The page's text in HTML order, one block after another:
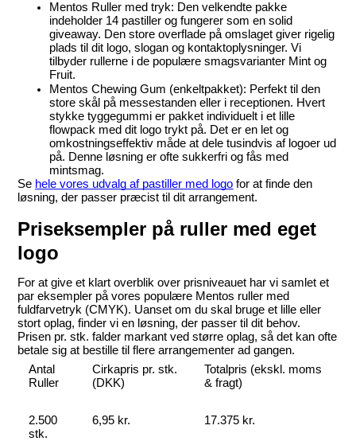
Mentos Ruller med tryk: Den velkendte pakke
indeholder 14 pastiller og fungerer som en solid
giveaway. Den store overflade på omslaget giver rigelig
plads til dit logo, slogan og kontaktoplysninger. Vi
tilbyder rullerne i de populære smagsvarianter Mint og
Fruit.
Mentos Chewing Gum (enkeltpakket): Perfekt til den
store skål på messestanden eller i receptionen. Hvert
stykke tyggegummi er pakket individuelt i et lille
flowpack med dit logo trykt på. Det er en let og
omkostningseffektiv måde at dele tusindvis af logoer ud
på. Denne løsning er ofte sukkerfri og fås med
mintsmag.
Se hele vores udvalg af pastiller med logo for at finde den
løsning, der passer præcist til dit arrangement.
Priseksempler på ruller med eget
logo
For at give et klart overblik over prisniveauet har vi samlet et
par eksempler på vores populære Mentos ruller med
fuldfarvetryk (CMYK). Uanset om du skal bruge et lille eller
stort oplag, finder vi en løsning, der passer til dit behov.
Prisen pr. stk. falder markant ved større oplag, så det kan ofte
betale sig at bestille til flere arrangementer ad gangen.
Antal
Ruller
Cirkapris pr. stk.
(DKK)
Totalpris (ekskl. moms
& fragt)
2.500
stk.
6,95 kr. 17.375 kr.